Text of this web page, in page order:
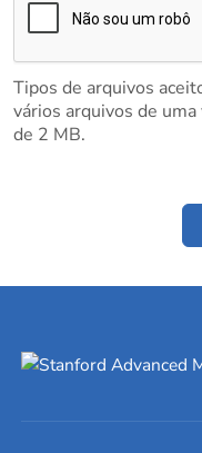
Tipos de arquivos
vários arquivos de
de 2 MB.